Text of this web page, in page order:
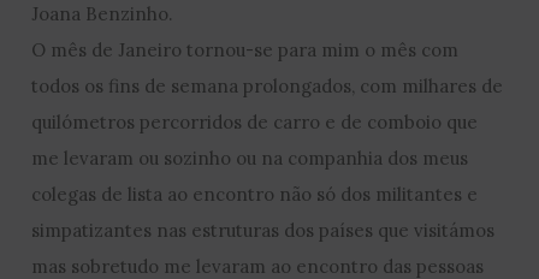
Joana Benzinho.
O mês de Janeiro tornou-se para mim o mês com
todos os fins de semana prolongados, com milhares de
quilómetros percorridos de carro e de comboio que
me levaram ou sozinho ou na companhia dos meus
colegas de lista ao encontro não só dos militantes e
simpatizantes nas estruturas dos países que visitámos
mas sobretudo me levaram ao encontro das pessoas